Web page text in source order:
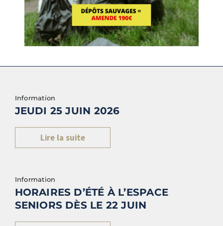
JEUDI 25 JUIN 2026
Information
Lire la suite
HORAIRES D’ÉTÉ À L’ESPACE
SENIORS DÈS LE 22 JUIN
Information